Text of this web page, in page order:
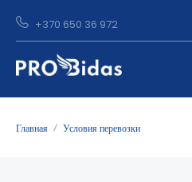
+370 650 36 972
Главная Условия перевозки